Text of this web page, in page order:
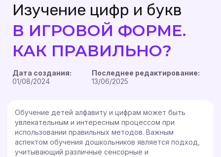
Изучение цифр и букв
В ИГРОВОЙ ФОРМЕ.
КАК ПРАВИЛЬНО?
Дата создания:
01/08/2024
Последнее редактирование:
13/06/2025
Обучение детей алфавиту и цифрам может быть
увлекательным и интересным процессом при
использовании правильных методов. Важным
аспектом обучения дошкольников является подход,
учитывающий различные сенсорные и